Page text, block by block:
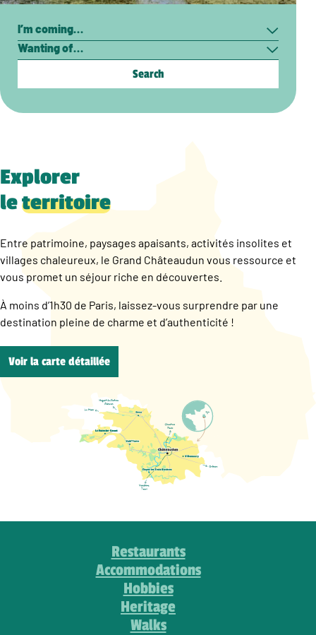
Search
Explorer
leterritoire
Entre patrimoine, paysages apaisants, activités insolites et
villages chaleureux, le Grand Châteaudun vous ressource et
vous promet un séjour riche en découvertes.
À moins d’1h30 de Paris, laissez-vous surprendre par une
destination pleine de charme et d’authenticité !
Voir la carte détaillée
Restaurants
Accommodations
Hobbies
Heritage
Walks